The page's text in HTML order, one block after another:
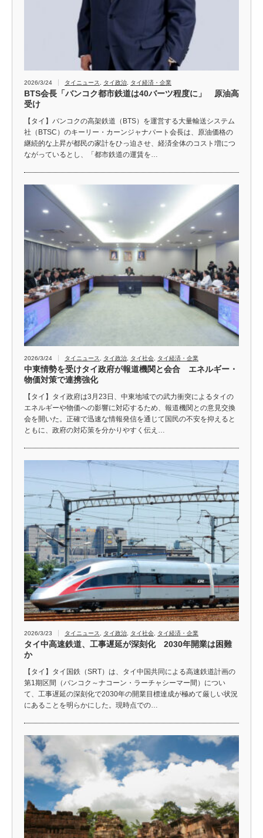
2026/3/24 タイニュース タイ政治 タイ経済・企業
BTS会長「バンコク都市鉄道は40バーツ程度に」 原油高
受け
【タイ】バンコクの高架鉄道（BTS）を運営する大量輸送システム
社（BTSC）のキーリー・カーンジャナパート会長は、原油価格の
継続的な上昇が都民の家計をひっ迫させ、経済全体のコスト増につ
ながっているとし、「都市鉄道の運賃を…
2026/3/24 タイニュース タイ政治 タイ社会 タイ経済・企業
中東情勢を受けタイ政府が報道機関と会合 エネルギー・
物価対策で連携強化
【タイ】タイ政府は3月23日、中東地域での武力衝突によるタイの
エネルギーや物価への影響に対応するため、報道機関との意見交換
会を開いた。正確で迅速な情報発信を通じて国民の不安を抑えると
ともに、政府の対応策を分かりやすく伝え…
2026/3/23 タイニュース タイ政治 タイ社会 タイ経済・企業
タイ中高速鉄道、工事遅延が深刻化 2030年開業は困難
か
【タイ】タイ国鉄（SRT）は、タイ中国共同による高速鉄道計画の
第1期区間（バンコク～ナコーン・ラーチャシーマー間）につい
て、工事遅延の深刻化で2030年の開業目標達成が極めて厳しい状況
にあることを明らかにした。現時点での…